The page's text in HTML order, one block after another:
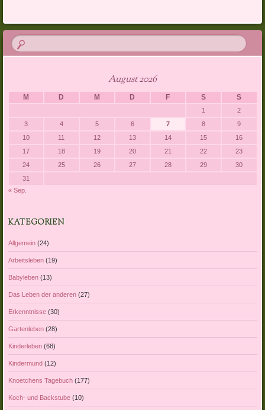
August 2026
M D M D F S S
1
2
3
4 5 6 7 8
9
10
11 12 13 14 15
16
17
18 19 20 21 22
23
24
25 26 27 28 29
30
31
« Sep.
KATEGORIEN
Allgemein(24)
Arbeitsleben(19)
Babyleben(13)
Das Leben der anderen(27)
Erkenntnisse(30)
Gartenleben(28)
Kinderleben(68)
Kindermund(12)
Knoetchens Tagebuch(177)
Koch- und Backstube(10)